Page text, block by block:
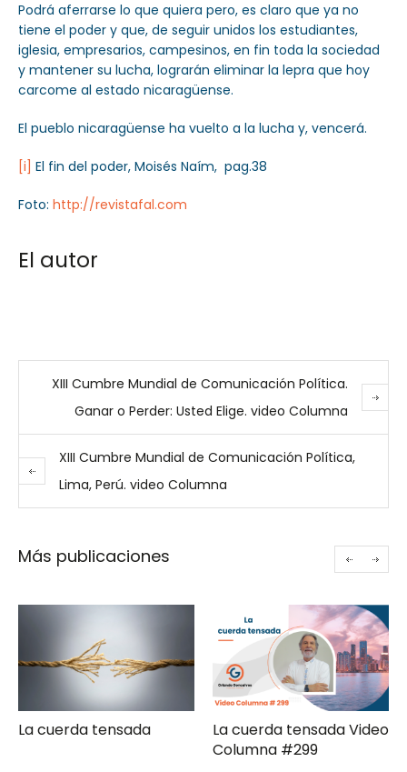
Podrá aferrarse lo que quiera pero, es claro que ya no
tiene el poder y que, de seguir unidos los estudiantes,
iglesia, empresarios, campesinos, en fin toda la sociedad
y mantener su lucha, lograrán eliminar la lepra que hoy
carcome al estado nicaragüense.
El pueblo nicaragüense ha vuelto a la lucha y, vencerá.
[i] El fin del poder, Moisés Naím, pag.38
Foto: http://revistafal.com
El autor
XIII Cumbre Mundial de Comunicación Política.
Ganar o Perder: Usted Elige. video Columna
XIII Cumbre Mundial de Comunicación Política,
Lima, Perú. video Columna
Más publicaciones
La cuerda tensada Video
Gerencia de campaña
moderna Clave ComPol